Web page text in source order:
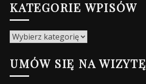
KATEGORIE WPISÓW
Kategorie
UMÓW SIĘ NA WIZYTĘ